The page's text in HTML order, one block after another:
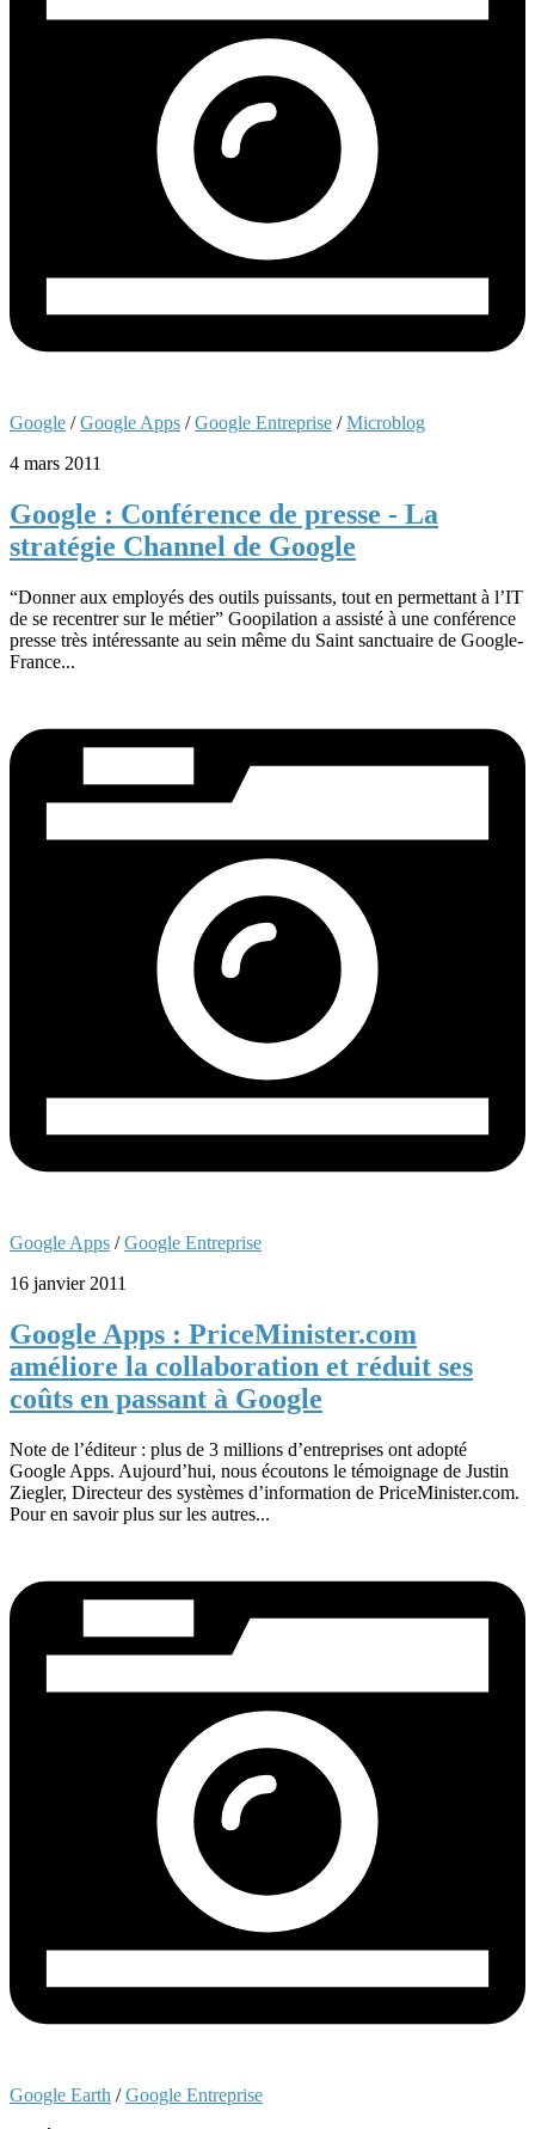
Google /Google Apps /Google Entreprise /Microblog
4 mars 2011
Google : Conférence de presse - La
stratégie Channel de Google
“Donner aux employés des outils puissants, tout en permettant à l’IT
de se recentrer sur le métier” Goopilation a assisté à une conférence
presse très intéressante au sein même du Saint sanctuaire de Google-
France...
Google Apps /Google Entreprise
16 janvier 2011
Google Apps : PriceMinister.com
améliore la collaboration et réduit ses
coûts en passant à Google
Note de l’éditeur : plus de 3 millions d’entreprises ont adopté
Google Apps. Aujourd’hui, nous écoutons le témoignage de Justin
Ziegler, Directeur des systèmes d’information de PriceMinister.com.
Pour en savoir plus sur les autres...
Google Earth /Google Entreprise